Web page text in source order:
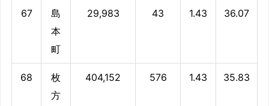
67
島
本
町
29,983 43 1.43 36.07
68
枚
方
404,152 576 1.43 35.83